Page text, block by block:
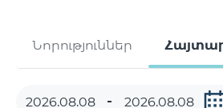
Նորություններ